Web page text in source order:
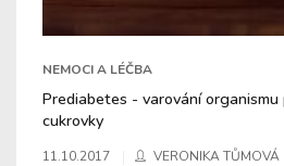
NEMOCI A LÉČBA
Prediabetes - varování
cukrovky
11.10.2017 VERONIKA TŮMOVÁ